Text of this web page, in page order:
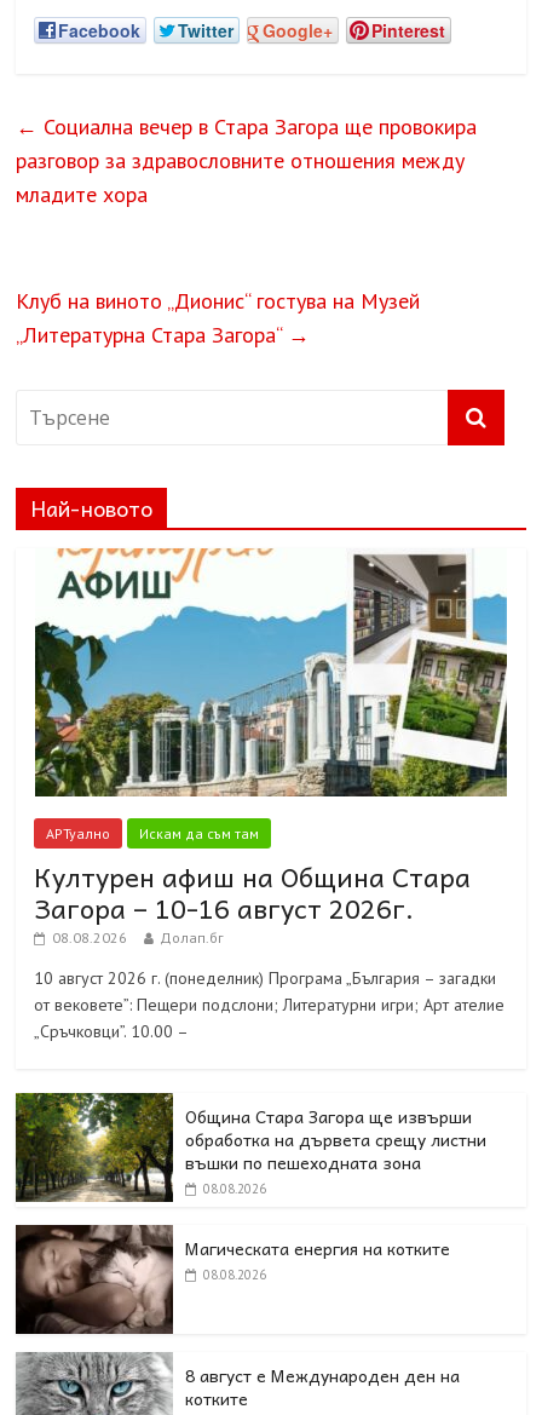
Facebook Twitter Google+ Pinterest
← Социална вечер в Стара Загора ще провокира
разговор за здравословните отношения между
младите хора
Клуб на виното „Дионис“ гостува на Музей
„Литературна Стара Загора“ →
Най-новото
АРТуално Искам да съм там
Културен афиш на Община Стара
Загора – 10-16 август 2026г.
08.08.2026 Долап.бг
10 август 2026 г. (понеделник) Програма „България – загадки
от вековете”: Пещери подслони; Литературни игри; Арт ателие
„Сръчковци”. 10.00 –
Община Стара Загора ще извърши
обработка на дървета срещу листни
въшки по пешеходната зона
08.08.2026
Магическата енергия на котките
08.08.2026
8 август е Международен ден на
котките